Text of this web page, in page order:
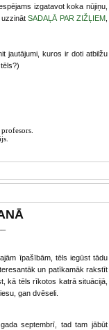
izgatavot koka nūjiņu,
uzzinātSADAĻĀ PAR ZIŽĻIEM
jautājumi, kuros ir doti atbilžu
īpašībām, tēls iegūst tādu
un patīkamāk rakstīt
kā tēls rīkotos katrā situācijā,
gan dvēseli.
septembrī, tad tam jābūt